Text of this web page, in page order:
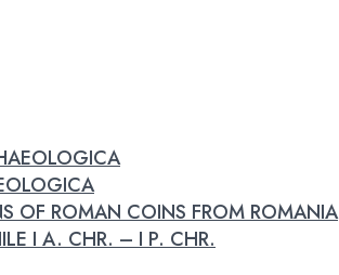
OF ROMAN COINS FROM ROMANIA
I A. CHR. – I P. CHR.